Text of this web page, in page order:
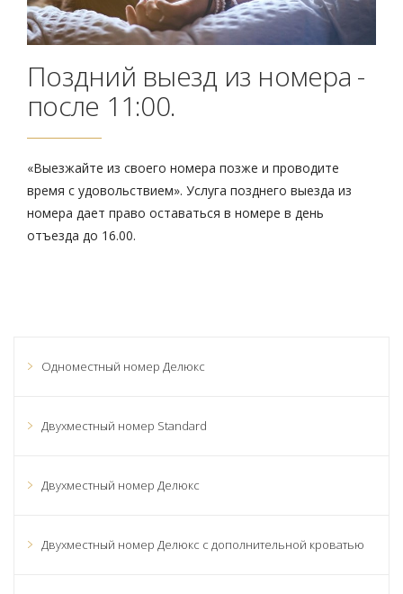
Поздний выезд из номера -
после 11:00.
«Выезжайте из своего номера позже и проводите
время с удовольствием». Услуга позднего выезда из
номера дает право оставаться в номере в день
отъезда до 16.00.
Одноместный номер Делюкс
Двухместный номер Standard
Двухместный номер Делюкс
Двухместный номер Делюкс с дополнительной кроватью